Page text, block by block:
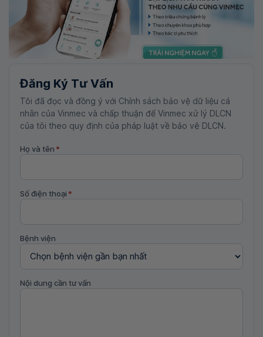
Đăng Ký Tư Vấn
Tôi đã đọc và đồng ý với Chính sách bảo vệ dữ liệu cá
nhân của Vinmec và chấp thuận để Vinmec xử lý DLCN
của tôi theo quy định của pháp luật về bảo vệ DLCN.
Họ và tên *
Số điện thoại *
Bệnh viện
Nội dung cần tư vấn